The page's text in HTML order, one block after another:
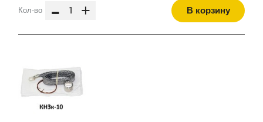
Кол-во - + В корзину